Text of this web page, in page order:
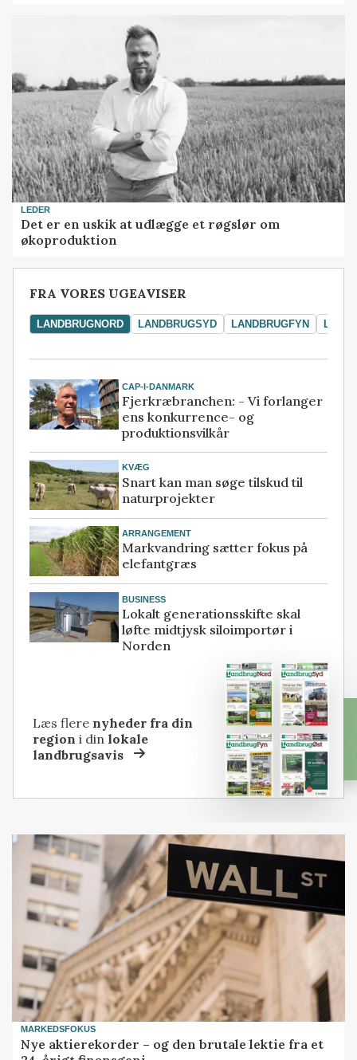
LEDER
Det er en uskik at udlægge et røgslør om
økoproduktion
FRA VORES UGEAVISER
LANDBRUGNORD LANDBRUGSYD LANDBRUGFYN
CAP-I-DANMARK
Fjerkræbranchen: - Vi forlanger
ens konkurrence- og
produktionsvilkår
KVÆG
Snart kan man søge tilskud til
naturprojekter
ARRANGEMENT
Markvandring sætter fokus på
elefantgræs
BUSINESS
Lokalt generationsskifte skal
løfte midtjysk siloimportør i
Norden
Læs flere nyheder fra din
region i dinlokale
landbrugsavis
MARKEDSFOKUS
Nye aktierekorder – og den brutale lektie fra et